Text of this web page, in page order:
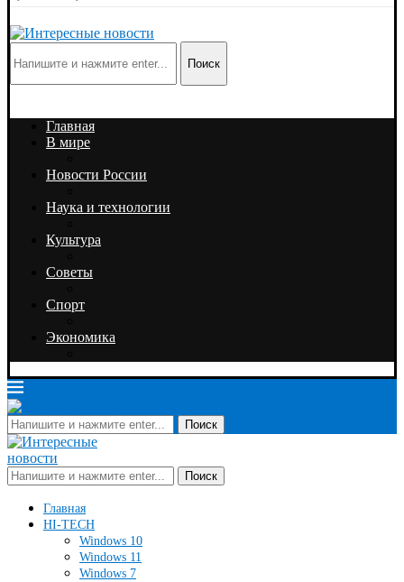
Поиск
Главная
В мире
Новости России
Наука и технологии
Культура
Советы
Спорт
Экономика
Поиск
Поиск
Главная
HI-TECH
Windows 10
Windows 11
Windows 7